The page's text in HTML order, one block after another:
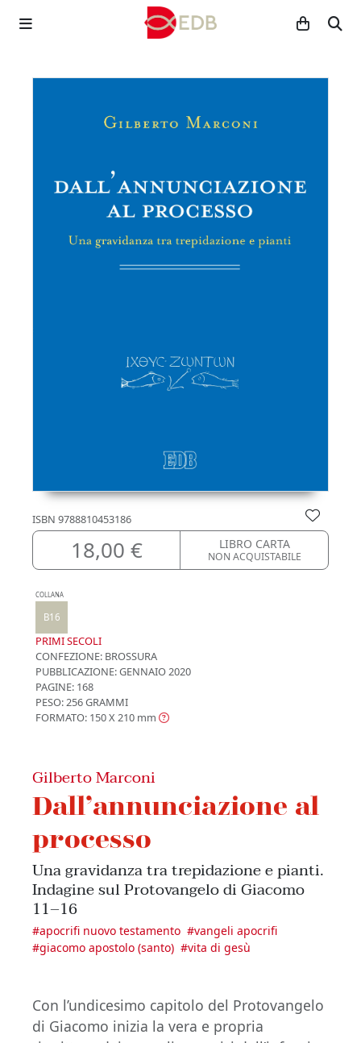
ISBN 9788810453186
18,00 € LIBRO CARTA
NON ACQUISTABILE
COLLANA
B16
PRIMI SECOLI
CONFEZIONE: BROSSURA
PUBBLICAZIONE:GENNAIO 2020
PAGINE: 168
PESO: 256 GRAMMI
FORMATO: 150 X 210 mm
Gilberto Marconi
Dall’annunciazione al
processo
Una gravidanza tra trepidazione e pianti.
Indagine sul Protovangelo di Giacomo
11‒16
#apocrifi nuovo testamento #vangeli apocrifi
#giacomo apostolo (santo) #vita di gesù
Con l’undicesimo capitolo del Protovangelo
di Giacomo inizia la vera e propria